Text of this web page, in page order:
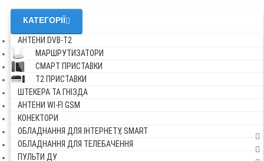
КАТЕГОРІЇ
АНТЕНИ DVB-Т2
МАРШРУТИЗАТОРИ
СМАРТ ПРИСТАВКИ
Т2 ПРИСТАВКИ
ШТЕКЕРА ТА ГНІЗДА
АНТЕНИ WI-FI GSM
КОНЕКТОРИ
ОБЛАДНАННЯ ДЛЯ ІНТЕРНЕТУ, SMART
ОБЛАДНАННЯ ДЛЯ ТЕЛЕБАЧЕННЯ
ПУЛЬТИ ДУ